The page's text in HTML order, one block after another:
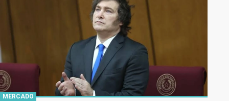
MERCADO